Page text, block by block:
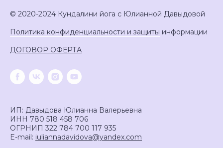
© 2020-2024 Кундалини йога с Юлианной Давыдовой
Политика конфиденциальности и защиты информации
ДОГОВОР ОФЕРТА
ИП: Давыдова Юлианна Валерьевна
ИНН 780 518 458 706
ОГРНИП 322 784 700 117 935
E-mail: iuliannadavidova@yandex.com